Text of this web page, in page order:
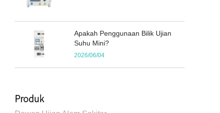
Apakah Penggunaan Bilik Ujian
Suhu Mini?
2026/06/04
Produk